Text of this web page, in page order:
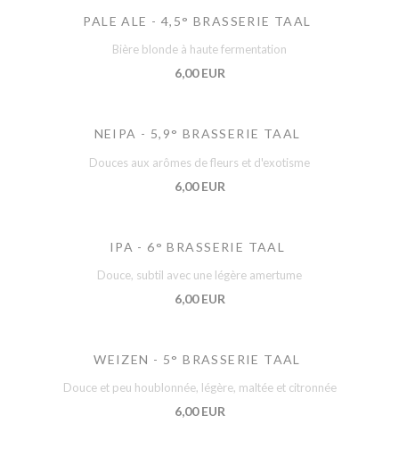
PALE ALE - 4,5° BRASSERIE TAAL
Bière blonde à haute fermentation
6,00 EUR
NEIPA - 5,9° BRASSERIE TAAL
Douces aux arômes de fleurs et d'exotisme
6,00 EUR
IPA - 6° BRASSERIE TAAL
Douce, subtil avec une légère amertume
6,00 EUR
WEIZEN - 5° BRASSERIE TAAL
Douce et peu houblonnée, légère, maltée et citronnée
6,00 EUR